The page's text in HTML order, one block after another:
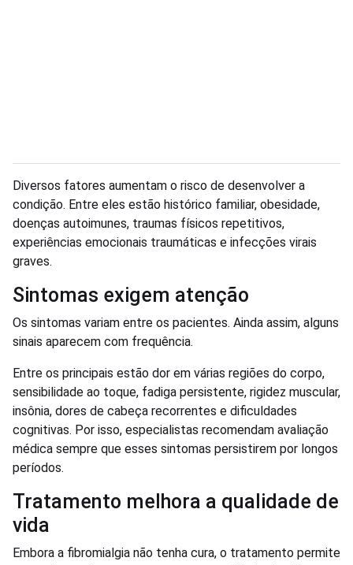
Diversos fatores aumentam o risco de desenvolver a
condição. Entre eles estão histórico familiar, obesidade,
doenças autoimunes, traumas físicos repetitivos,
experiências emocionais traumáticas e infecções virais
graves.
Sintomas exigem atenção
Os sintomas variam entre os pacientes. Ainda assim, alguns
sinais aparecem com frequência.
Entre os principais estão dor em várias regiões do corpo,
sensibilidade ao toque, fadiga persistente, rigidez muscular,
insônia, dores de cabeça recorrentes e dificuldades
cognitivas. Por isso, especialistas recomendam avaliação
médica sempre que esses sintomas persistirem por longos
períodos.
Tratamento melhora a qualidade de
vida
Embora a fibromialgia não tenha cura, o tratamento permite